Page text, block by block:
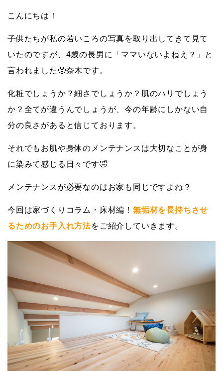
こんにちは！
子供たちが私の若いころの写真を取り出してきて見て
いたのですが、4歳の長男に「ママいないよねえ？」と
言われました🥺奈木です。
化粧でしょうか？細さでしょうか？肌のハリでしょう
か？全てが違うんでしょうが、今の年齢にしかない自
分の良さがあると信じております。
それでもお肌や身体のメンテナンスは大切なことが身
に染みて感じる日々です🤣
メンテナンスが必要なのはお家も同じですよね？
今回は家づくりコラム・床材編！ 無垢材を長持ちさせ
るためのお手入れ方法をご紹介していきます。